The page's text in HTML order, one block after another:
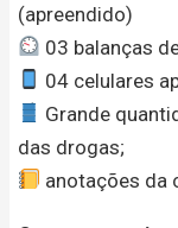
(apreendido)
03 balanças
04 celulares
Grande
das drogas;
anotações da